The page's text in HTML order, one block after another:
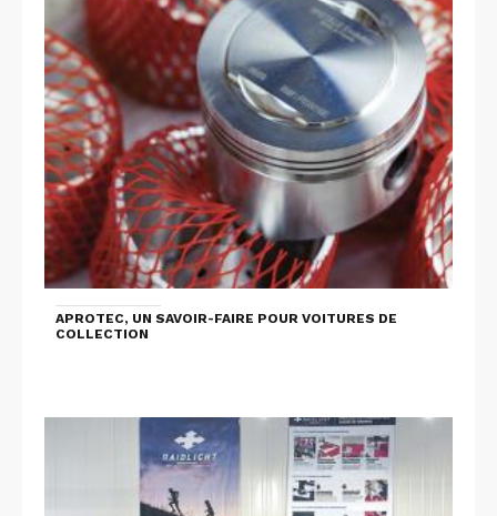
APROTEC, UN SAVOIR-FAIRE POUR VOITURES DE
COLLECTION